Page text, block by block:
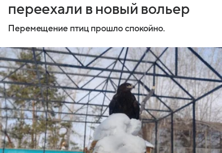
переехали в новый вольер
Перемещение птиц прошло спокойно.